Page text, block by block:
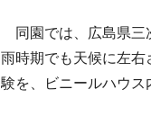
同園では、広島県三
雨時期でも天候に左
験を、ビニールハウス